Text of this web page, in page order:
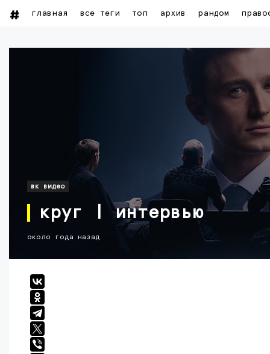
главная все теги топ архив рандом
вк видео
круг | интервью
около года назад